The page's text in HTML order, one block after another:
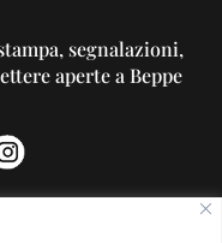
segnalazioni,
aperte a Beppe
PUBBLICITA'